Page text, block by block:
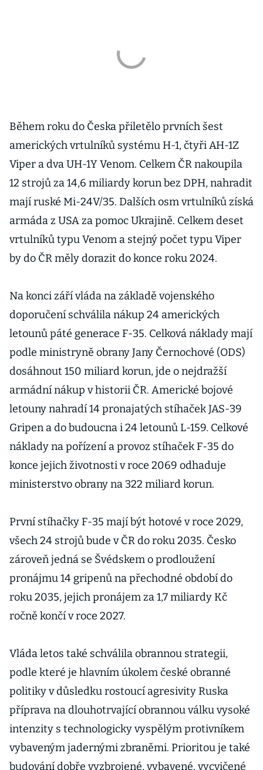
Během roku do Česka přiletělo prvních šest
amerických vrtulníků systému H-1, čtyři AH-1Z
Viper a dva UH-1Y Venom. Celkem ČR nakoupila
12 strojů za 14,6 miliardy korun bez DPH, nahradit
mají ruské Mi-24V/35. Dalších osm vrtulníků získá
armáda z USA za pomoc Ukrajině. Celkem deset
vrtulníků typu Venom a stejný počet typu Viper
by do ČR měly dorazit do konce roku 2024.
Na konci září vláda na základě vojenského
doporučení schválila nákup 24 amerických
letounů páté generace F-35. Celková náklady mají
podle ministryně obrany Jany Černochové (ODS)
dosáhnout 150 miliard korun, jde o nejdražší
armádní nákup v historii ČR. Americké bojové
letouny nahradí 14 pronajatých stíhaček JAS-39
Gripen a do budoucna i 24 letounů L-159. Celkové
náklady na pořízení a provoz stíhaček F-35 do
konce jejich životnosti v roce 2069 odhaduje
ministerstvo obrany na 322 miliard korun.
První stíhačky F-35 mají být hotové v roce 2029,
všech 24 strojů bude v ČR do roku 2035. Česko
zároveň jedná se Švédskem o prodloužení
pronájmu 14 gripenů na přechodné období do
roku 2035, jejich pronájem za 1,7 miliardy Kč
ročně končí v roce 2027.
Vláda letos také schválila obrannou strategii,
podle které je hlavním úkolem české obranné
politiky v důsledku rostoucí agresivity Ruska
příprava na dlouhotrvající obrannou válku vysoké
intenzity s technologicky vyspělým protivníkem
vybaveným jadernými zbraněmi. Prioritou je také
budování dobře vyzbrojené, vybavené, vycvičené